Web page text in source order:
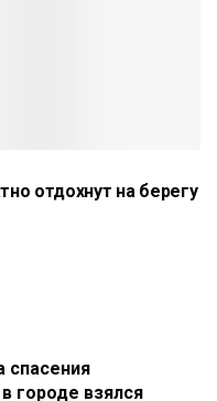
отдохнут на берегу
спасения
городе взялся